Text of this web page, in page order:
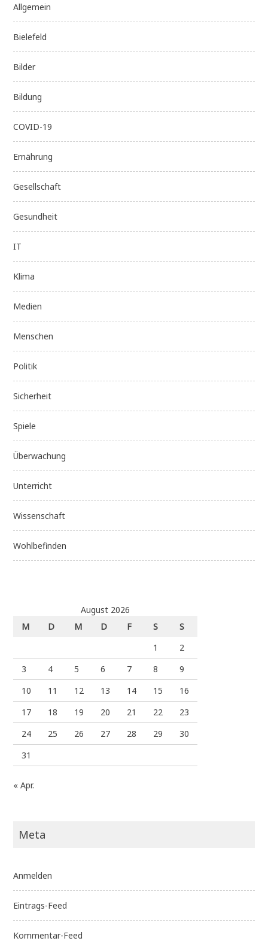
Allgemein
Bielefeld
Bilder
Bildung
COVID-19
Ernährung
Gesellschaft
Gesundheit
IT
Klima
Medien
Menschen
Politik
Sicherheit
Spiele
Überwachung
Unterricht
Wissenschaft
Wohlbefinden
August 2026
M
D M D F S
S
1
2
3
4 5 6 7 8
9
10
11 12 13 14 15
16
17
18 19 20 21 22
23
24
25 26 27 28 29
30
31
« Apr.
Meta
Anmelden
Eintrags-Feed
Kommentar-Feed